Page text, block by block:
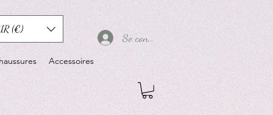
Accessoires
Se connecter
(€)